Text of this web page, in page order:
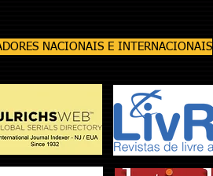
NACIONAIS E INTERNACIONAIS